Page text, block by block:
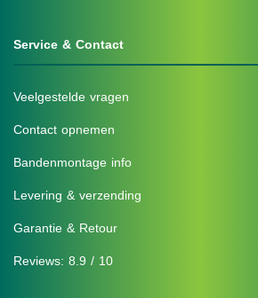
Service & Contact
Veelgestelde vragen
Contact opnemen
Bandenmontage info
Levering & verzending
Garantie & Retour
Reviews: 8.9 / 10